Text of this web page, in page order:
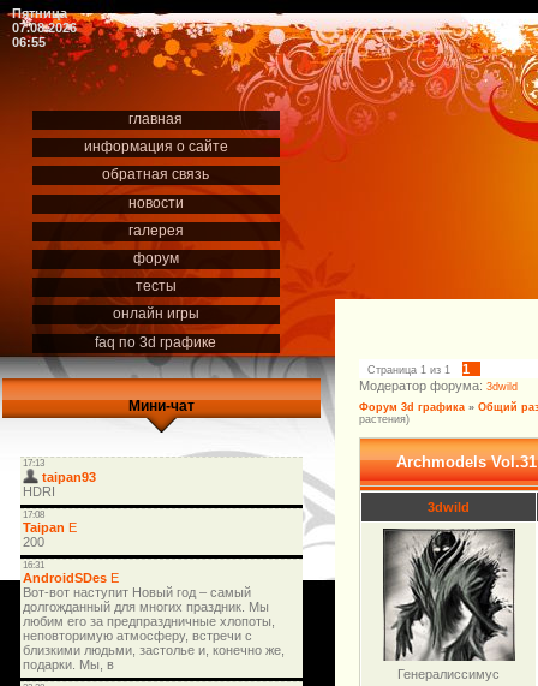
Пятница
07.08.2026
06:55
главная
информация о сайте
обратная связь
новости
галерея
форум
тесты
онлайн игры
faq по 3d графике
Мини-чат
Страница 1 из 1
1
Модератор форума: 3dwild
Форум 3d графика » Общий
растения)
Archmodels Vol.31
3dwild
Генералиссимус